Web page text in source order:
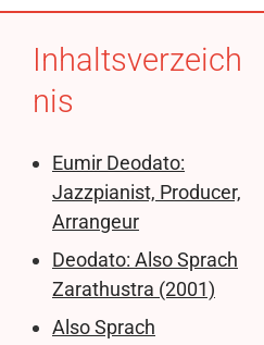
Inhaltsverzeich
nis
Eumir Deodato:
Jazzpianist, Producer,
Arrangeur
Deodato: Also Sprach
Zarathustra (2001)
Also Sprach